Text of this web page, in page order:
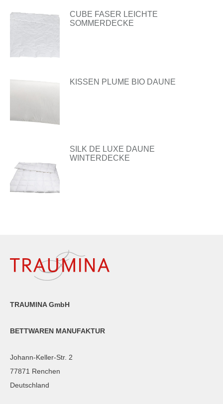
CUBE FASER LEICHTE
SOMMERDECKE
KISSEN PLUME BIO DAUNE
SILK DE LUXE DAUNE
WINTERDECKE
TRAUMINA GmbH
BETTWAREN MANUFAKTUR
Johann-Keller-Str. 2
77871 Renchen
Deutschland